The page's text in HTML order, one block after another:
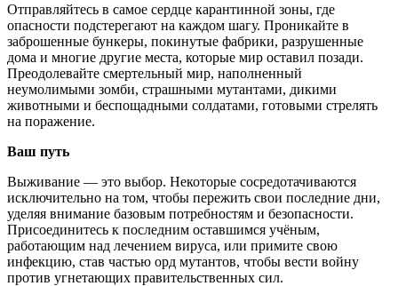
Отправляйтесь в самое сердце карантинной зоны, где
опасности подстерегают на каждом шагу. Проникайте в
заброшенные бункеры, покинутые фабрики, разрушенные
дома и многие другие места, которые мир оставил позади.
Преодолевайте смертельный мир, наполненный
неумолимыми зомби, страшными мутантами, дикими
животными и беспощадными солдатами, готовыми стрелять
на поражение.
Ваш путь
Выживание — это выбор. Некоторые сосредотачиваются
исключительно на том, чтобы пережить свои последние дни,
уделяя внимание базовым потребностям и безопасности.
Присоединитесь к последним оставшимся учёным,
работающим над лечением вируса, или примите свою
инфекцию, став частью орд мутантов, чтобы вести войну
против угнетающих правительственных сил.